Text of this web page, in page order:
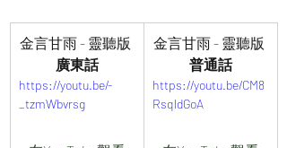
金言甘雨 - 靈聽版
廣東話
https://youtu.be/-
_tzmWbvrsg
金言甘雨 - 靈聽版
普通話
https://youtu.be/CM8
RsqldGoA